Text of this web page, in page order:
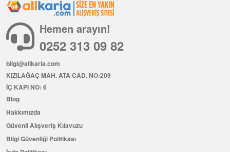
Hemen arayın!
0252 313 09 82
bilgi@allkaria.com
KIZILAĞAÇ MAH. ATA CAD. NO:209
İÇ KAPI NO: 6
Blog
Hakkımızda
Güvenli Alışveriş Kılavuzu
Bilgi Güvenliği Politikası